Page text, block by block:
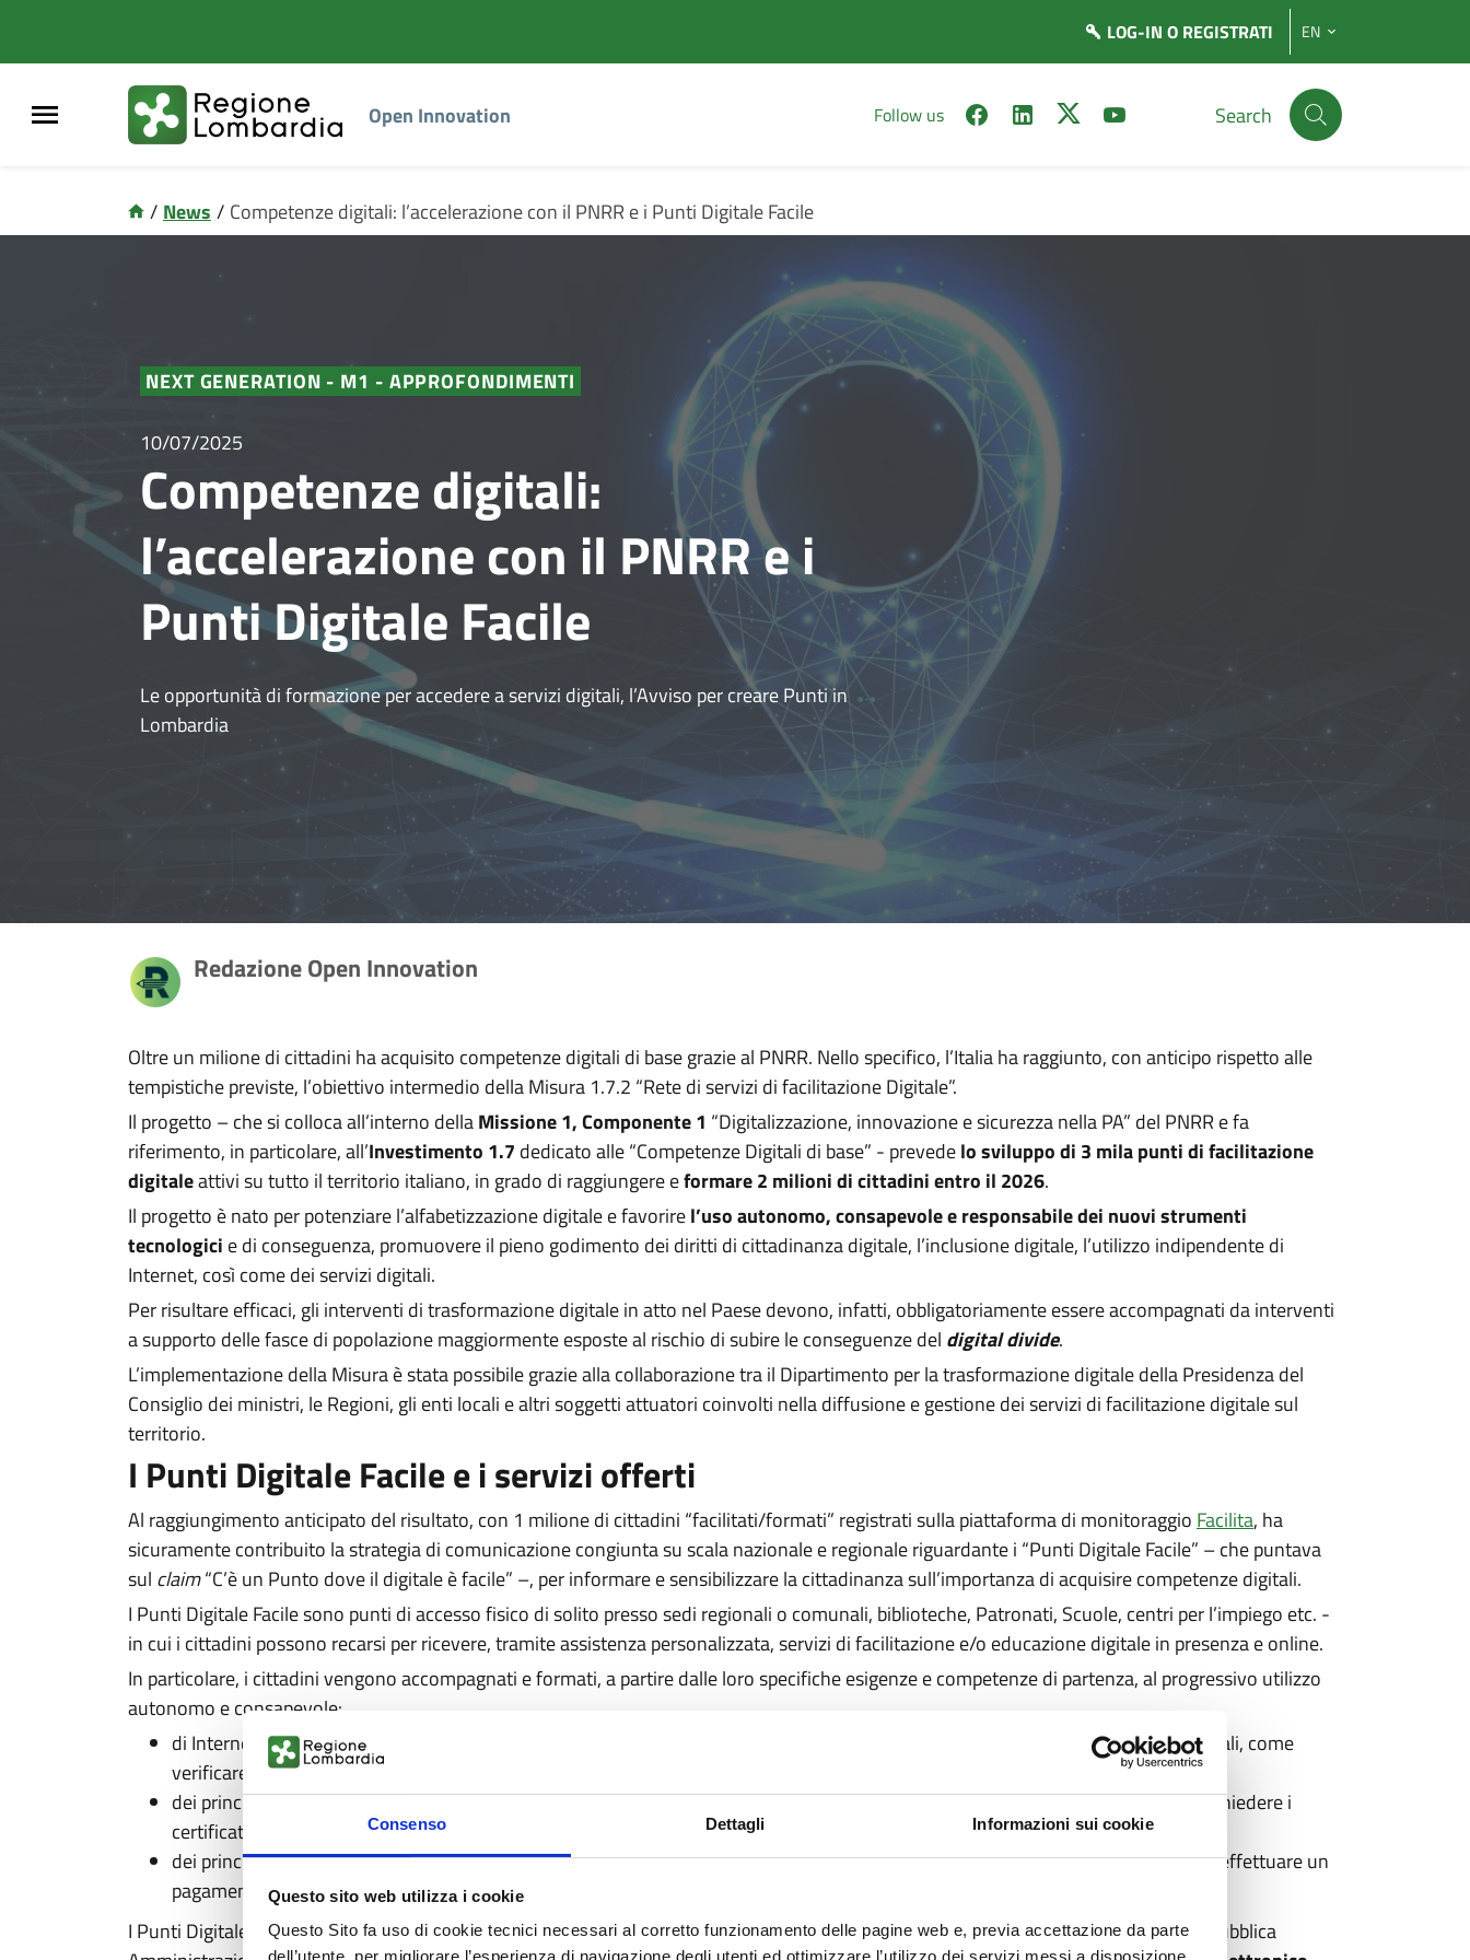
Consenso Dettagli Informazioni sui cookie
Questo sito web utilizza i cookie
Questo Sito fa uso di cookie tecnici necessari al corretto funzionamento delle pagine web e, previa accettazione da parte
contenuto
footer
LOG-IN O REGISTRATI EN
Open Innovation Follow us Search
/ News / Competenze digitali: l’accelerazione con il PNRR e i Punti Digitale Facile
NEXT GENERATION - M1 - APPROFONDIMENTI
10/07/2025
Competenze digitali:
l’accelerazione con il PNRR e i
Punti Digitale Facile
Le opportunità di formazione per accedere a servizi digitali, l’Avviso per creare Punti in
Lombardia
Redazione Open Innovation
Oltre un milione di cittadini ha acquisito competenze digitali di base grazie al PNRR. Nello specifico, l’Italia ha raggiunto, con anticipo rispetto alle
tempistiche previste, l’obiettivo intermedio della Misura 1.7.2 “Rete di servizi di facilitazione Digitale”.
Il progetto – che si colloca all’interno dellaMissione 1, Componente 1 “Digitalizzazione, innovazione e sicurezza nella PA” del PNRR e fa
riferimento, in particolare, all’Investimento 1.7 dedicato alle “Competenze Digitali di base” - prevedelo sviluppo di 3 mila punti di facilitazione
digitaleattivi su tutto il territorio italiano, in grado di raggiungere eformare 2 milioni di cittadini entro il 2026.
Il progetto è nato per potenziare l’alfabetizzazione digitale e favorirel’uso autonomo, consapevole e responsabile dei nuovi strumenti
tecnologici e di conseguenza, promuovere il pieno godimento dei diritti di cittadinanza digitale, l’inclusione digitale, l’utilizzo indipendente di
Internet, così come dei servizi digitali.
Per risultare efficaci, gli interventi di trasformazione digitale in atto nel Paese devono, infatti, obbligatoriamente essere accompagnati da interventi
a supporto delle fasce di popolazione maggiormente esposte al rischio di subire le conseguenze del digital divide.
L’implementazione della Misura è stata possibile grazie alla collaborazione tra il Dipartimento per la trasformazione digitale della Presidenza del
Consiglio dei ministri, le Regioni, gli enti locali e altri soggetti attuatori coinvolti nella diffusione e gestione dei servizi di facilitazione digitale sul
territorio.
I Punti Digitale Facile e i servizi offerti
Al raggiungimento anticipato del risultato, con 1 milione di cittadini “facilitati/formati” registrati sulla piattaforma di monitoraggio Facilita, ha
sicuramente contribuito la strategia di comunicazione congiunta su scala nazionale e regionale riguardante i “Punti Digitale Facile” – che puntava
sul claim“C’è un Punto dove il digitale è facile” –, per informare e sensibilizzare la cittadinanza sull’importanza di acquisire competenze digitali.
I Punti Digitale Facile sono punti di accesso fisico di solito presso sedi regionali o comunali, biblioteche, Patronati, Scuole, centri per l’impiego etc. -
in cui i cittadini possono recarsi per ricevere, tramite assistenza personalizzata, servizi di facilitazione e/o educazione digitale in presenza e online.
In particolare, i cittadini vengono accompagnati e formati, a partire dalle loro specifiche esigenze e competenze di partenza, al progressivo utilizzo
autonomo e consapevole:
di Internet e delle tecnologie digitali (es. si impara come accedere alla rete e utilizzare un browser, come proteggere i dati personali, come
verificare le fake news etc.)
dei principali servizi digitali pubblici disponibili online (es. come attivare lo SPID, come accedere ad Anagrafe e Stato Civile per richiedere i
certificati online, ai servizi sociali, educativi, sanitari, di mobilità e alle piattaforme di partecipazione etc.)
dei principali servizi digitali privati (es. come usare la posta elettronica, i social media e le app di messaggistica istantanea, come effettuare un
pagamento online, come avviare una video-call etc.).
I Punti Digitale Facile nascono soprattutto come luoghi in cui le persone possono ottenere aiuto per accedere ai servizi digitali della Pubblica